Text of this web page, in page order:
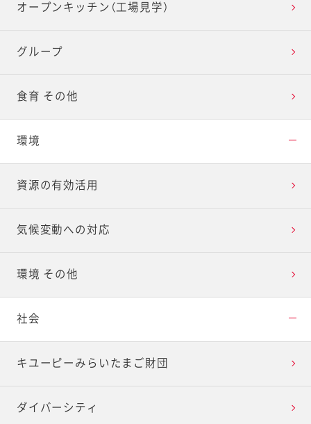
オープンキッチン（工場見学）
グループ
食育 その他
環境
資源の有効活用
気候変動への対応
環境 その他
社会
キユーピーみらいたまご財団
ダイバーシティ